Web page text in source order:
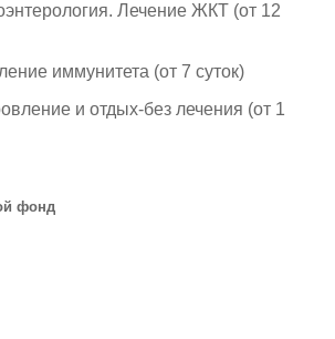
Лечение ЖКТ (от 12
иммунитета (от 7 суток)
и отдых-без лечения (от 1
фонд